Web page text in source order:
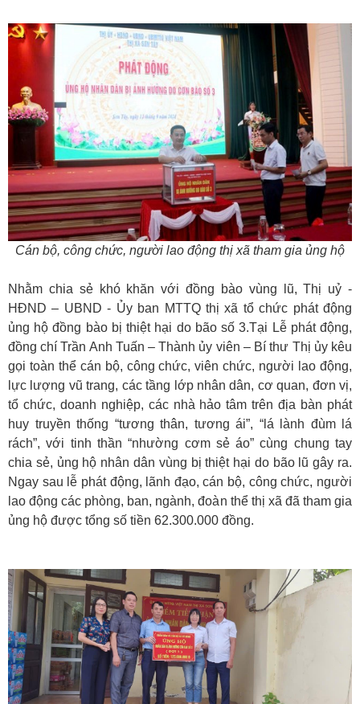
Cán bộ, công chức, người lao động thị xã tham gia ủng hộ
Nhằm chia sẻ khó khăn với đồng bào vùng lũ, Thị uỷ -
HĐND – UBND - Ủy ban MTTQ thị xã tổ chức phát động
ủng hộ đồng bào bị thiệt hại do bão số 3.Tại Lễ phát động,
đồng chí Trần Anh Tuấn – Thành ủy viên – Bí thư Thị ủy kêu
gọi toàn thể cán bộ, công chức, viên chức, người lao động,
lực lượng vũ trang, các tầng lớp nhân dân, cơ quan, đơn vị,
tổ chức, doanh nghiệp, các nhà hảo tâm trên địa bàn phát
huy truyền thống “tương thân, tương ái”, “lá lành đùm lá
rách”, với tinh thần “nhường cơm sẻ áo” cùng chung tay
chia sẻ, ủng hộ nhân dân vùng bị thiệt hại do bão lũ gây ra.
Ngay sau lễ phát động, lãnh đạo, cán bộ, công chức, người
lao động các phòng, ban, ngành, đoàn thể thị xã đã tham gia
ủng hộ được tổng số tiền 62.300.000 đồng.